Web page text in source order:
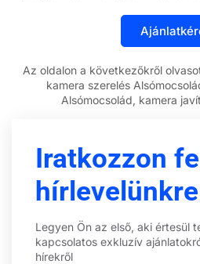
Az oldalon a következőkről
kamera szerelés
Alsómocsolád, kamera
Iratkozzon
hírlevelünkre
Legyen Ön az első, aki értesül
kapcsolatos exkluzív
hírekről